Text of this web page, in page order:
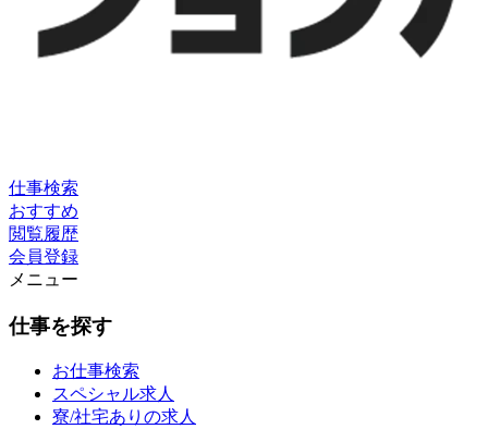
仕事検索
おすすめ
閲覧履歴
会員登録
メニュー
仕事を探す
お仕事検索
スペシャル求人
寮/社宅ありの求人